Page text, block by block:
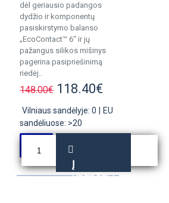
dėl geriausio padangos
dydžio ir komponentų
pasiskirstymo balanso
„EcoContact™ 6“ ir jų
pažangus silikos mišinys
pagerina pasipriešinimą
riedėj..
148.00€ 118.40€
Vilniaus sandėlyje: 0
EU
sandėliuose: >20
Į
KREPŠELĮ